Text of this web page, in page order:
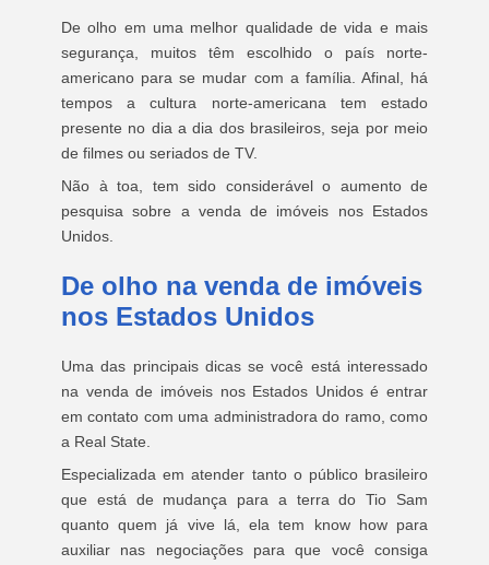
De olho em uma melhor qualidade de vida e mais
segurança, muitos têm escolhido o país norte-
americano para se mudar com a família. Afinal, há
tempos a cultura norte-americana tem estado
presente no dia a dia dos brasileiros, seja por meio
de filmes ou seriados de TV.
Não à toa, tem sido considerável o aumento de
pesquisa sobre a venda de imóveis nos Estados
Unidos.
De olho na venda de imóveis
nos Estados Unidos
Uma das principais dicas se você está interessado
na venda de imóveis nos Estados Unidos é entrar
em contato com uma administradora do ramo, como
a Real State.
Especializada em atender tanto o público brasileiro
que está de mudança para a terra do Tio Sam
quanto quem já vive lá, ela tem know how para
auxiliar nas negociações para que você consiga